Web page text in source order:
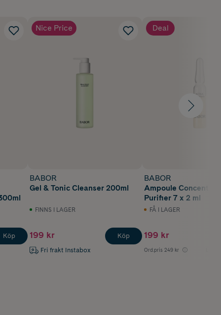
Köp
Nice Price
BABOR
Gel & Tonic Cleanser 200ml
FINNS I LAGER
199 kr
Fri frakt Instabox
Köp
Deal
BABOR
Ampoule
Purifier 7 x 2 ml
FÅ I LAGER
199 kr
Ord.pris 249 kr